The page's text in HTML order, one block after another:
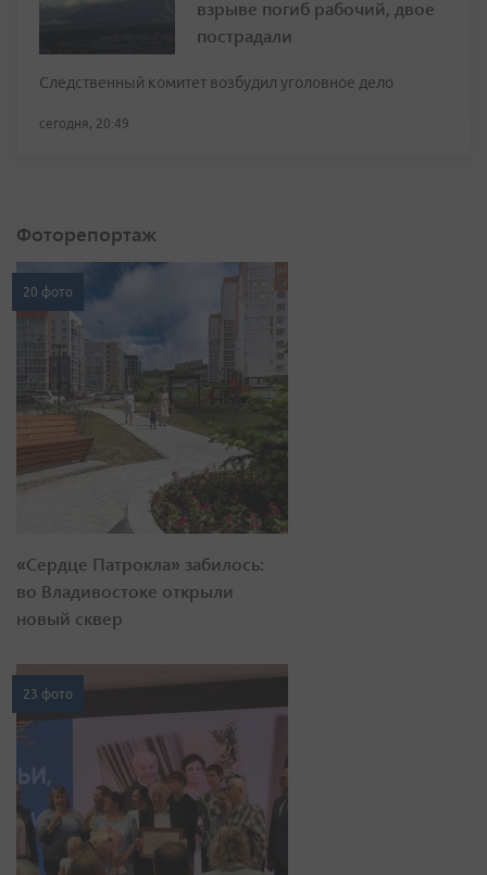
взрыве погиб рабочий, двое
пострадали
Следственный комитет возбудил уголовное дело
сегодня, 20:49
Фоторепортаж
20 фото
«Сердце Патрокла» забилось:
во Владивостоке открыли
новый сквер
23 фото